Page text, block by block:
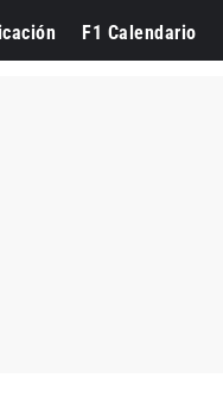
F1 Calendario